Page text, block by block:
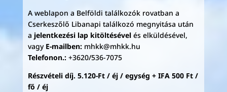
A weblapon a Belföldi találkozók rovatban a
Cserkeszőlő Libanapi találkozó megnyitása után
a jelentkezési lap kitöltésévelés elküldésével,
vagy E-mailben:mhkk@mhkk.hu
Telefonon.:+3620/536-7075
Részvételi díj. 5.120-Ft / éj / egység + IFA 500 Ft /
fő / éj